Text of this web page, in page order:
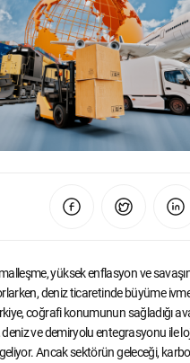
yüksek enflasyon ve
deniz ticaretinde büyüme
coğrafi konumunun sağladığı
deniz ve demiryolu entegrasyonu ile
Ancak sektörün geleceği,